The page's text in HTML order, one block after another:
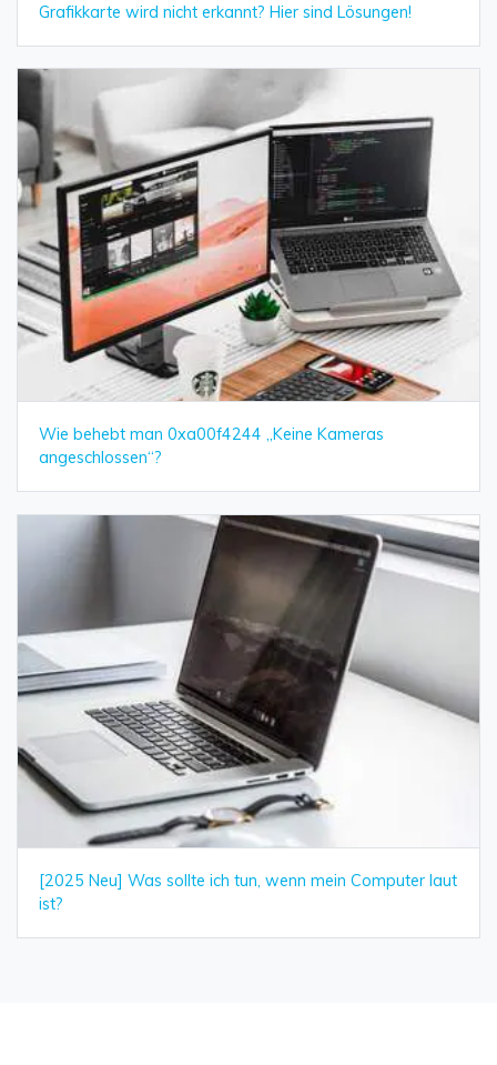
Grafikkarte wird nicht erkannt? Hier sind Lösungen!
Wie behebt man 0xa00f4244 „Keine Kameras
angeschlossen“?
[2025 Neu] Was sollte ich tun, wenn mein Computer laut
ist?